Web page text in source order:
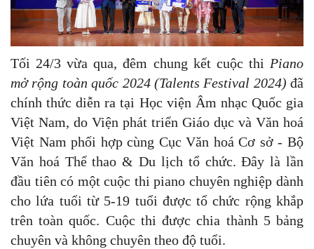
Tối 24/3 vừa qua, đêm chung kết cuộc thi Piano
mở rộng toàn quốc 2024 (Talents Festival 2024) đã
chính thức diễn ra tại Học viện Âm nhạc Quốc gia
Việt Nam, do Viện phát triển Giáo dục và Văn hoá
Việt Nam phối hợp cùng Cục Văn hoá Cơ sở - Bộ
Văn hoá Thể thao & Du lịch tổ chức. Đây là lần
đầu tiên có một cuộc thi piano chuyên nghiệp dành
cho lứa tuổi từ 5-19 tuổi được tổ chức rộng khắp
trên toàn quốc. Cuộc thi được chia thành 5 bảng
chuyên và không chuyên theo độ tuổi.